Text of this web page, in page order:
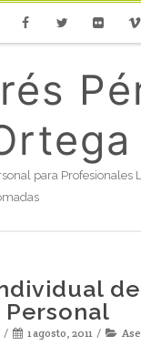
para Profesionales
de
Personal
1 agosto, 2011